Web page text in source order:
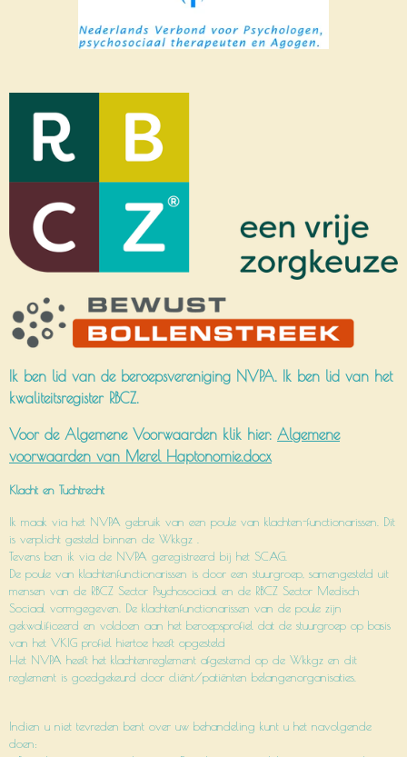
Ik ben lid van de beroepsvereniging NVPA. Ik ben lid van het
kwaliteitsregister RBCZ.
Voor de Algemene Voorwaarden klik hier: Algemene
voorwaarden van Merel Haptonomie.docx
Klacht en Tuchtrecht
Ik maak via het NVPA gebruik van een poule van klachten-functionarissen. Dit
is verplicht gesteld binnen de Wkkgz .
Tevens ben ik via de NVPA geregistreerd bij het SCAG.
De poule van klachtenfunctionarissen is door een stuurgroep, samengesteld uit
mensen van de RBCZ Sector Psychosociaal en de RBCZ Sector Medisch
Sociaal vormgegeven. De klachtenfunctionarissen van de poule zijn
gekwalificeerd en voldoen aan het beroepsprofiel dat de stuurgroep op basis
van het VKIG profiel hiertoe heeft opgesteld
Het NVPA heeft het klachtenreglement afgestemd op de Wkkgz en dit
reglement is goedgekeurd door cliënt/patiënten belangenorganisaties.
Indien u niet tevreden bent over uw behandeling kunt u het navolgende
doen: